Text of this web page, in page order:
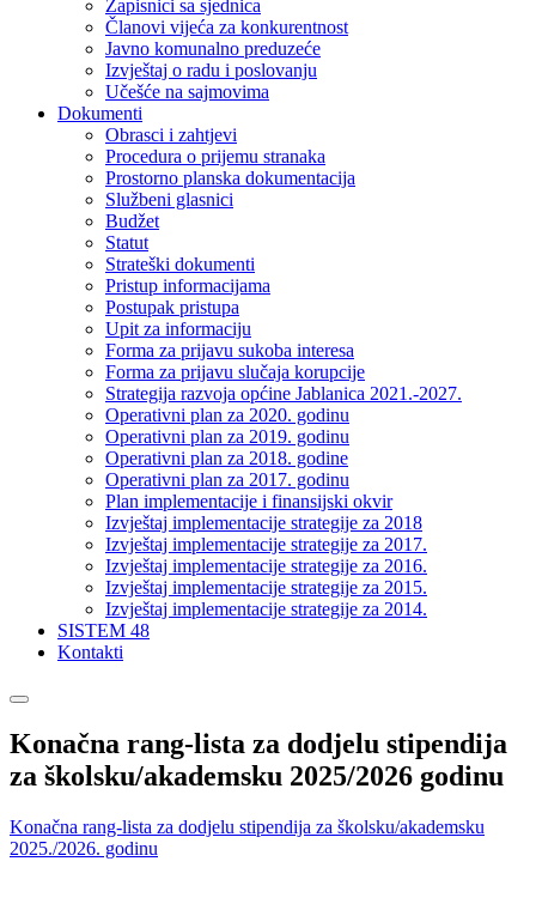
Zapisnici sa sjednica
Članovi vijeća za konkurentnost
Javno komunalno preduzeće
Izvještaj o radu i poslovanju
Učešće na sajmovima
Dokumenti
Obrasci i zahtjevi
Procedura o prijemu stranaka
Prostorno planska dokumentacija
Službeni glasnici
Budžet
Statut
Strateški dokumenti
Pristup informacijama
Postupak pristupa
Upit za informaciju
Forma za prijavu sukoba interesa
Forma za prijavu slučaja korupcije
Strategija razvoja općine Jablanica 2021.-2027.
Operativni plan za 2020. godinu
Operativni plan za 2019. godinu
Operativni plan za 2018. godine
Operativni plan za 2017. godinu
Plan implementacije i finansijski okvir
Izvještaj implementacije strategije za 2018
Izvještaj implementacije strategije za 2017.
Izvještaj implementacije strategije za 2016.
Izvještaj implementacije strategije za 2015.
Izvještaj implementacije strategije za 2014.
SISTEM 48
Kontakti
Konačna rang-lista za dodjelu stipendija
za školsku/akademsku 2025/2026 godinu
Konačna rang-lista za dodjelu stipendija za školsku/akademsku
2025./2026. godinu